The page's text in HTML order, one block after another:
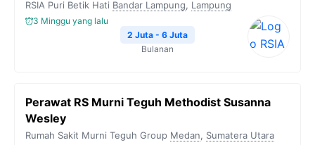
RSIA Puri Betik Hati Bandar Lampung, Lampung
3 Minggu yang lalu
2 Juta - 6 Juta
Bulanan
Perawat RS Murni Teguh Methodist Susanna
Wesley
Rumah Sakit Murni Teguh Group Medan, Sumatera Utara